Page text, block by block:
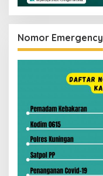
Nomor Emergency